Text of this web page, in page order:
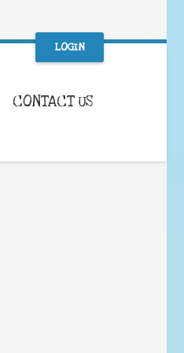
LOGIN
CONTACT US